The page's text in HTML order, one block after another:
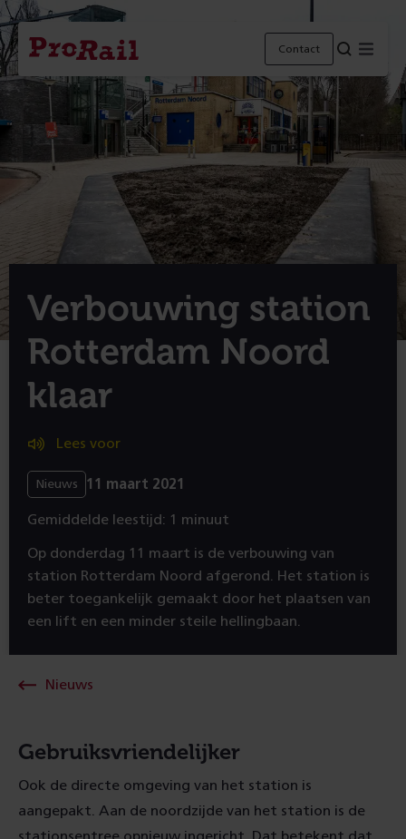
Navigatie
Homepage
ProRail
Contact
Verbouwing station
Rotterdam Noord
klaar
Lees voor
Nieuws 11 maart 2021
Gemiddelde leestijd: 1 minuut
Op donderdag 11 maart is de verbouwing van
station Rotterdam Noord afgerond. Het station is
beter toegankelijk gemaakt door het plaatsen van
een lift en een minder steile hellingbaan.
Nieuws
Gebruiksvriendelijker
Ook de directe omgeving van het station is
aangepakt. Aan de noordzijde van het station is de